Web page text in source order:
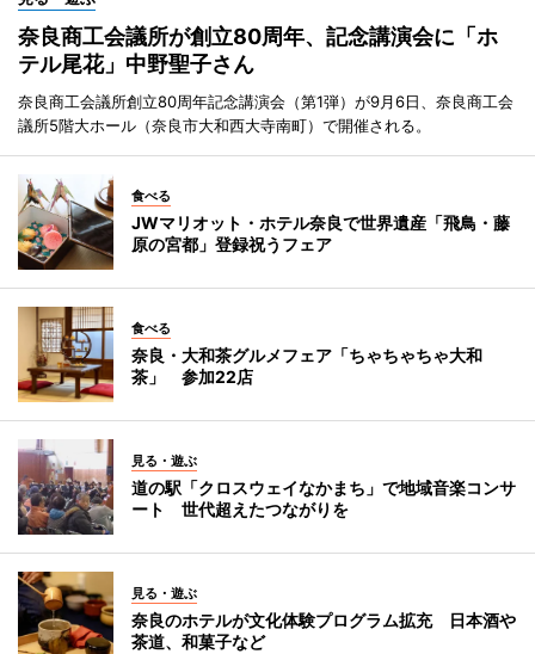
奈良商工会議所が創立80周年、記念講演会に「ホ
テル尾花」中野聖子さん
奈良商工会議所創立80周年記念講演会（第1弾）が9月6日、奈良商工会
議所5階大ホール（奈良市大和西大寺南町）で開催される。
食べる
JWマリオット・ホテル奈良で世界遺産「飛鳥・藤
原の宮都」登録祝うフェア
食べる
奈良・大和茶グルメフェア「ちゃちゃちゃ大和
茶」 参加22店
見る・遊ぶ
道の駅「クロスウェイなかまち」で地域音楽コンサ
ート 世代超えたつながりを
見る・遊ぶ
奈良のホテルが文化体験プログラム拡充 日本酒や
茶道、和菓子など